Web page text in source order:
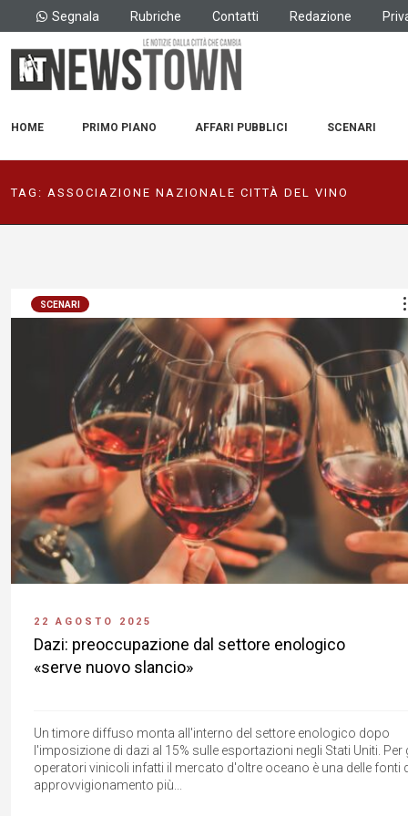
Segnala Rubriche Contatti Redazione
HOME PRIMO PIANO AFFARI PUBBLICI SCENARI
TAG: ASSOCIAZIONE NAZIONALE CITTÀ DEL VINO
SCENARI
22 AGOSTO 2025
Dazi: preoccupazione dal settore enologico
«serve nuovo slancio»
Un timore diffuso monta all'interno del settore enologico dopo
l'imposizione di dazi al 15% sulle esportazioni negli Stati Uniti. Per
operatori vinicoli infatti il mercato d'oltre oceano è una delle fonti
approvvigionamento più...